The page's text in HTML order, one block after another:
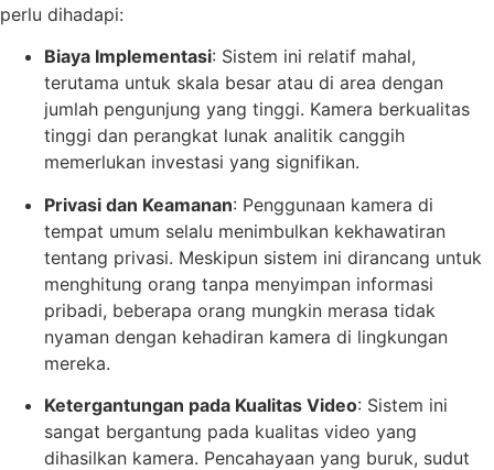
perlu dihadapi:
Biaya Implementasi: Sistem ini relatif mahal,
terutama untuk skala besar atau di area dengan
jumlah pengunjung yang tinggi. Kamera berkualitas
tinggi dan perangkat lunak analitik canggih
memerlukan investasi yang signifikan.
Privasi dan Keamanan: Penggunaan kamera di
tempat umum selalu menimbulkan kekhawatiran
tentang privasi. Meskipun sistem ini dirancang untuk
menghitung orang tanpa menyimpan informasi
pribadi, beberapa orang mungkin merasa tidak
nyaman dengan kehadiran kamera di lingkungan
mereka.
Ketergantungan pada Kualitas Video: Sistem ini
sangat bergantung pada kualitas video yang
dihasilkan kamera. Pencahayaan yang buruk, sudut